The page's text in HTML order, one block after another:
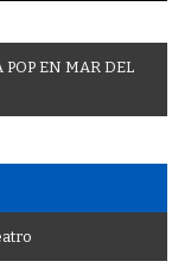
POP EN MAR DEL